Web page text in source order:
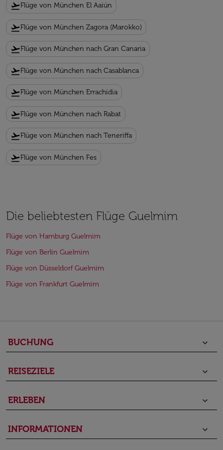
flight_takeoffFlüge von München El Aaiún
flight_takeoffFlüge von München Zagora (Marokko)
flight_takeoffFlüge von München nach Gran Canaria
flight_takeoffFlüge von München nach Casablanca
flight_takeoffFlüge von München Errachidia
flight_takeoffFlüge von München nach Rabat
flight_takeoffFlüge von München nach Teneriffa
flight_takeoffFlüge von München Fes
Die beliebtesten Flüge Guelmim
Flüge von Hamburg Guelmim
Flüge von Berlin Guelmim
Flüge von Düsseldorf Guelmim
Flüge von Frankfurt Guelmim
BUCHUNG keyboard_arrow_down
REISEZIELE keyboard_arrow_down
ERLEBEN keyboard_arrow_down
INFORMATIONEN keyboard_arrow_down